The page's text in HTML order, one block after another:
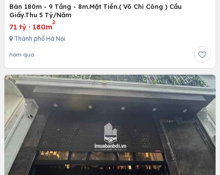
Bán 180m - 9 Tầng - 8m.Mặt Tiền.( Võ Chí Công ) Cầu
Giấy.Thu 5 Tỷ/Năm
71 tỷ · 180m
2
Thành phố Hà Nội
hôm qua